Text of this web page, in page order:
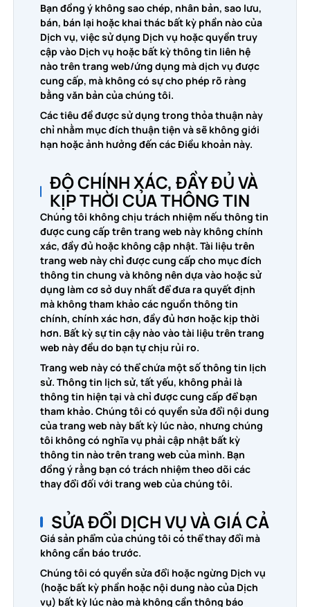
Bạn đồng ý không sao chép, nhân bản, sao lưu,
bán, bán lại hoặc khai thác bất kỳ phần nào của
Dịch vụ, việc sử dụng Dịch vụ hoặc quyền truy
cập vào Dịch vụ hoặc bất kỳ thông tin liên hệ
nào trên trang web/ứng dụng mà dịch vụ được
cung cấp, mà không có sự cho phép rõ ràng
bằng văn bản của chúng tôi.
Các tiêu đề được sử dụng trong thỏa thuận này
chỉ nhằm mục đích thuận tiện và sẽ không giới
hạn hoặc ảnh hưởng đến các Điều khoản này.
ĐỘ CHÍNH XÁC, ĐẦY ĐỦ VÀ
KỊP THỜI CỦA THÔNG TIN
Chúng tôi không chịu trách nhiệm nếu thông tin
được cung cấp trên trang web này không chính
xác, đầy đủ hoặc không cập nhật. Tài liệu trên
trang web này chỉ được cung cấp cho mục đích
thông tin chung và không nên dựa vào hoặc sử
dụng làm cơ sở duy nhất để đưa ra quyết định
mà không tham khảo các nguồn thông tin
chính, chính xác hơn, đầy đủ hơn hoặc kịp thời
hơn. Bất kỳ sự tin cậy nào vào tài liệu trên trang
web này đều do bạn tự chịu rủi ro.
Trang web này có thể chứa một số thông tin lịch
sử. Thông tin lịch sử, tất yếu, không phải là
thông tin hiện tại và chỉ được cung cấp để bạn
tham khảo. Chúng tôi có quyền sửa đổi nội dung
của trang web này bất kỳ lúc nào, nhưng chúng
tôi không có nghĩa vụ phải cập nhật bất kỳ
thông tin nào trên trang web của mình. Bạn
đồng ý rằng bạn có trách nhiệm theo dõi các
thay đổi đối với trang web của chúng tôi.
SỬA ĐỔI DỊCH VỤ VÀ GIÁ CẢ
Giá sản phẩm của chúng tôi có thể thay đổi mà
không cần báo trước.
Chúng tôi có quyền sửa đổi hoặc ngừng Dịch vụ
(hoặc bất kỳ phần hoặc nội dung nào của Dịch
vụ) bất kỳ lúc nào mà không cần thông báo